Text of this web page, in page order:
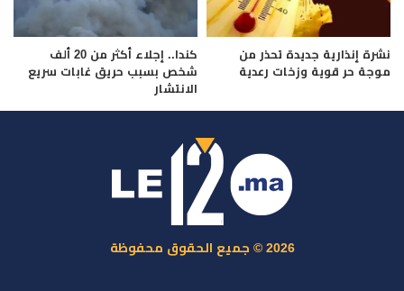
نشرة إنذارية جديدة تحذر من
موجة حر قوية وزخات رعدية
كندا.. إجلاء أكثر من 20 ألف
شخص بسبب حريق غابات سريع
الانتشار
2026 © جميع الحقوق محفوظة